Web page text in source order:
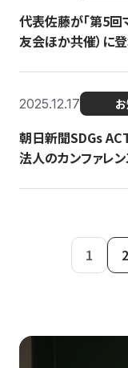
代表佐藤が「第5回
友会ほか共催）に
2025.12.17
朝日新聞SDGs
法人のカンファレ
1 2